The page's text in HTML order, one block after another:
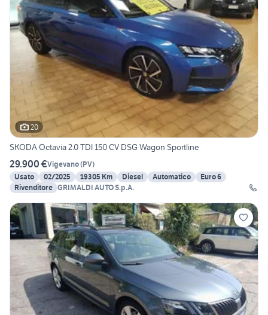
20
SKODA Octavia 2.0 TDI 150 CV DSG Wagon Sportline
29.900 €Vigevano(PV)
Usato
02/2025 19305 Km Diesel Automatico
Euro 6
Rivenditore GRIMALDI AUTO S.p.A.